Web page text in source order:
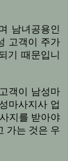
남녀공용인
고객이 주가
기 때문입니
객이 남성마
마사지사 업
지를 받아야
가는 것은 우